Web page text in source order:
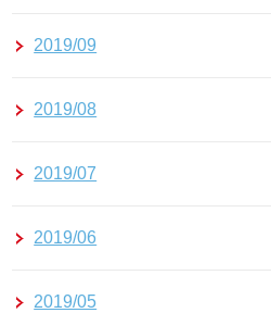
2019/09
2019/08
2019/07
2019/06
2019/05